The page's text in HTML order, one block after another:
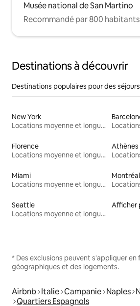
Musée national de San Martino
Recommandé par 800 habitants
Destinations à découvrir
Destinations populaires pour des
New York
Locations moyenne et longue durée
Florence
Locations moyenne et longue durée
Athènes
Miami
Locations moyenne et longue durée
Montréal
Seattle
Locations moyenne et longue durée
Afficher
* Des exclusions peuvent s'appliquer en
géographiques et des logements.
Airbnb Italie Campanie Naples
Quartiers Espagnols